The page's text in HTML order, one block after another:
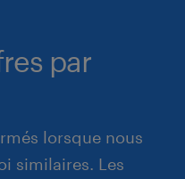
par
lorsque nous
similaires. Les